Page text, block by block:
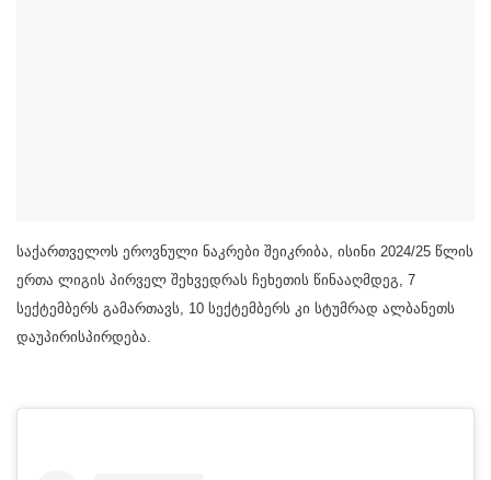
საქართველოს ეროვნული ნაკრები შეიკრიბა, ისინი 2024/25 წლის
ერთა ლიგის პირველ შეხვედრას ჩეხეთის წინააღმდეგ, 7
სექტემბერს გამართავს, 10 სექტემბერს კი სტუმრად ალბანეთს
დაუპირისპირდება.